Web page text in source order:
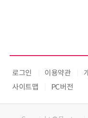
로그인 이용약관
사이트맵
PC버전